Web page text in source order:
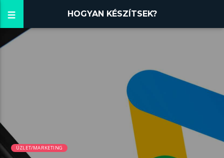
HOGYAN KÉSZÍTSEK?
ÜZLET/MARKETING